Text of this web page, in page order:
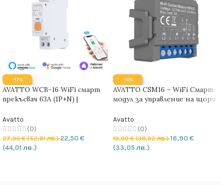
-17%
AVATTO WCB-16 WiFi смарт
прекъсвач 63A (1P+N) |
Avatto
(0)
27,00€(52,81 лв.)22,50€
(44,01 лв.)
-15%
AVATTO CSM16 – WiFi Смарт
модул за управление на щори
Avatto
(0)
19,90€(38,92 лв.)16,90€
(33,05 лв.)